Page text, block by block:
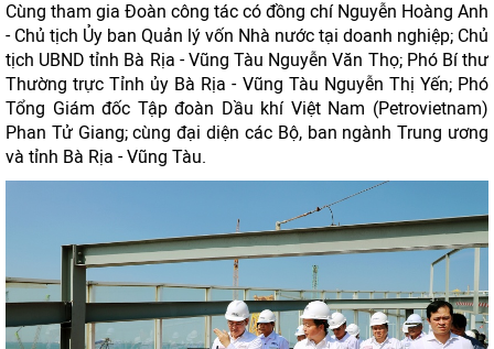
Cùng tham gia Đoàn công tác có đồng chí Nguyễn Hoàng Anh
- Chủ tịch Ủy ban Quản lý vốn Nhà nước tại doanh nghiệp; Chủ
tịch UBND tỉnh Bà Rịa - Vũng Tàu Nguyễn Văn Thọ; Phó Bí thư
Thường trực Tỉnh ủy Bà Rịa - Vũng Tàu Nguyễn Thị Yến; Phó
Tổng Giám đốc Tập đoàn Dầu khí Việt Nam (Petrovietnam)
Phan Tử Giang; cùng đại diện các Bộ, ban ngành Trung ương
và tỉnh Bà Rịa - Vũng Tàu.